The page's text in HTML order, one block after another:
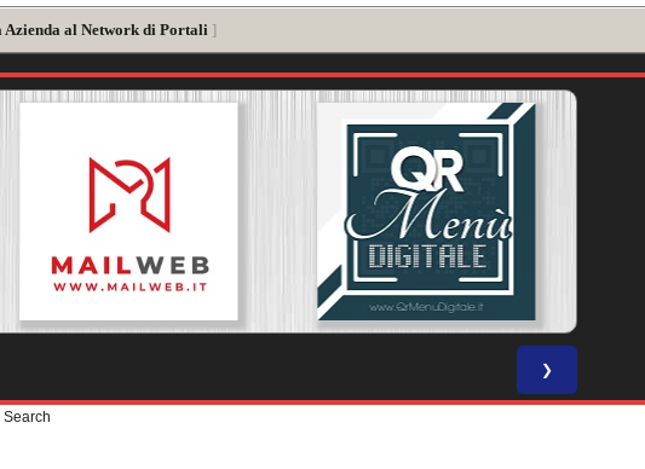
Azienda al Network di Portali ]
❯
Search